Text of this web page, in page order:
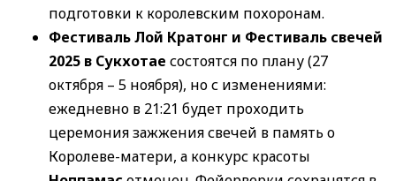
подготовки к королевским похоронам.
Фестиваль Лой Кратонг и Фестиваль свечей
2025 в Сукхотае состоятся по плану (27
октября – 5 ноября), но с изменениями:
ежедневно в 21:21 будет проходить
церемония зажжения свечей в память о
Королеве-матери, а конкурс красоты